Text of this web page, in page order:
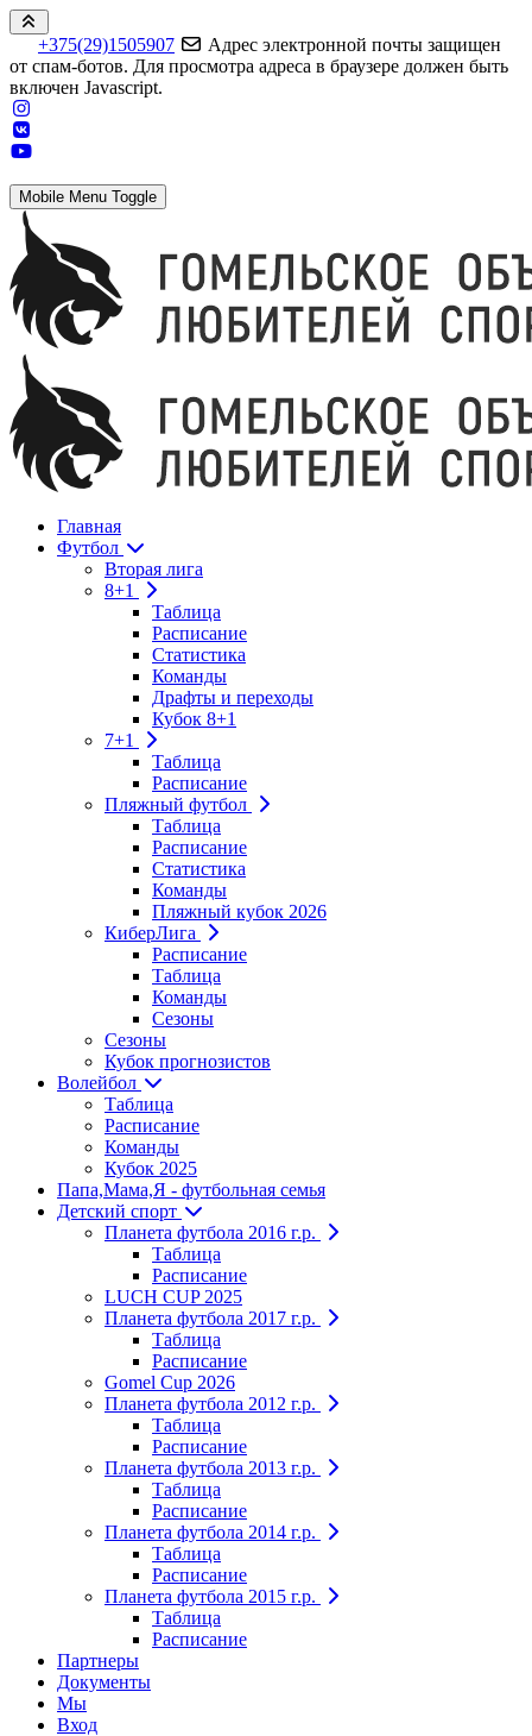
+375(29)1505907
Адрес электронной почты защищен
от спам-ботов. Для просмотра адреса в браузере должен быть
включен Javascript.
Mobile Menu Toggle
Главная
Футбол
Вторая лига
8+1
Таблица
Расписание
Статистика
Команды
Драфты и переходы
Кубок 8+1
7+1
Таблица
Расписание
Пляжный футбол
Таблица
Расписание
Статистика
Команды
Пляжный кубок 2026
КиберЛига
Расписание
Таблица
Команды
Сезоны
Сезоны
Кубок прогнозистов
Волейбол
Таблица
Расписание
Команды
Кубок 2025
Папа,Мама,Я - футбольная семья
Детский спорт
Планета футбола 2016 г.р.
Таблица
Расписание
LUCH CUP 2025
Планета футбола 2017 г.р.
Таблица
Расписание
Gomel Cup 2026
Планета футбола 2012 г.р.
Таблица
Расписание
Планета футбола 2013 г.р.
Таблица
Расписание
Планета футбола 2014 г.р.
Таблица
Расписание
Планета футбола 2015 г.р.
Таблица
Расписание
Партнеры
Документы
Мы
Вход